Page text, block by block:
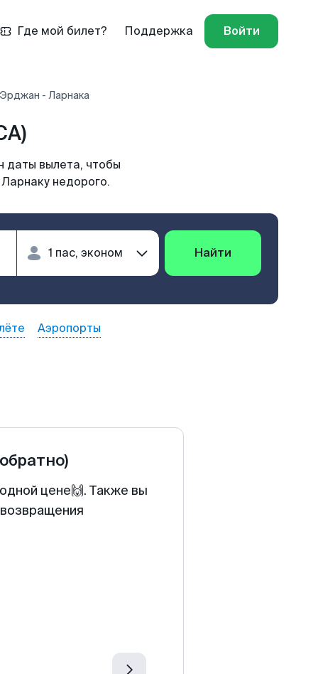
Где мой билет? Поддержка Войти
- Ларнака
даты вылета, чтобы
недорого.
Найти
Аэропорты
цене🙌. Также вы